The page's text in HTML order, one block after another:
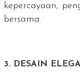
kepercayaan,
bersama.
3. DESAIN